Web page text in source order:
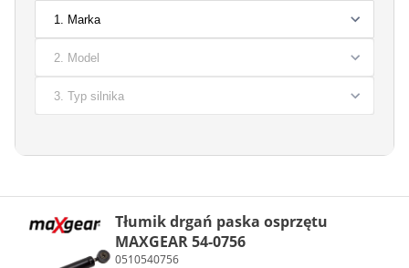
Tłumik drgań paska osprzętu
MAXGEAR 54-0756
0510540756